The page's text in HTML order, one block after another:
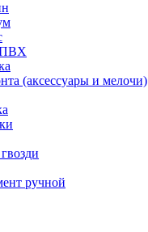
ПВХ
(аксессуары и мелочи)
ручной